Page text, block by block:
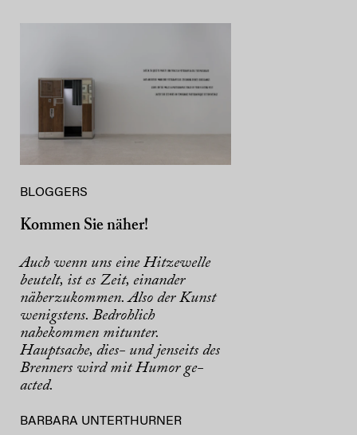
BLOGGERS
Kommen Sie näher!
Auch wenn uns eine Hitzewelle
beutelt, ist es Zeit, einander
näherzukommen. Also der Kunst
wenigstens. Bedrohlich
nahekommen mitunter.
Hauptsache, dies- und jenseits des
Brenners wird mit Humor ge-
acted.
BARBARA UNTERTHURNER